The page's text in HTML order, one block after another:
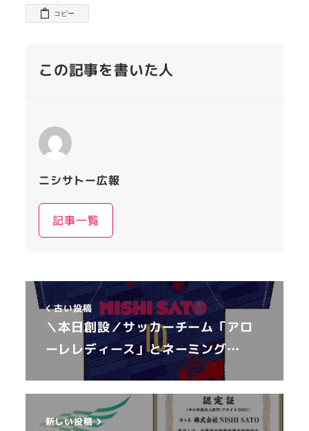
コピー
この記事を書いた人
ニシサトー広報
記事一覧
古い投稿
＼本日創設／サッカーチーム「アロ
ーレレディース」とネーミング…
新しい投稿